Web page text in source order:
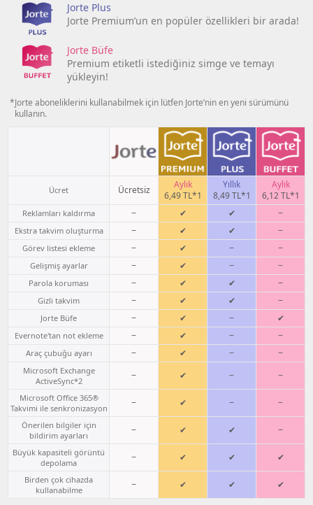
Jorte Plus
Jorte Premium’un en popüler özellikleri bir arada!
Jorte Büfe
Premium etiketli istediğiniz simge ve temayı
yükleyin!
*Jorte aboneliklerini kullanabilmek için lütfen Jorte’nin en yeni sürümünü
kullanın.
Ücret Ücretsiz
Aylık
6,49 TL*1
Yıllık
8,49 TL*1
Aylık
6,12 TL*1
Reklamları kaldırma − ✔ ✔ −
Ekstra takvim oluşturma − ✔ ✔ −
Görev listesi ekleme − ✔ − −
Gelişmiş ayarlar − ✔ − −
Parola koruması − ✔ ✔ −
Gizli takvim − ✔ ✔ −
Jorte Büfe − ✔ − ✔
Evernote'tan not ekleme − ✔ − −
Araç çubuğu ayarı − ✔ − −
Microsoft Exchange
ActiveSync*2
− ✔ − −
Microsoft Office 365®
Takvimi ile senkronizasyon
− ✔ − −
Önerilen bilgiler için
bildirim ayarları
− ✔ ✔ −
Büyük kapasiteli görüntü
depolama
− ✔ ✔ ✔
Birden çok cihazda
kullanabilme
− ✔ ✔ ✔